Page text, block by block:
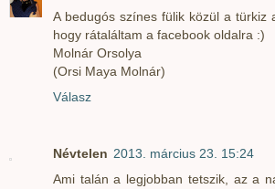
A bedugós színes fülik közül a türkiz
hogy rátaláltam a facebook oldalra :)
Molnár Orsolya
(Orsi Maya Molnár)
Válasz
Névtelen 2013. március 23. 15:24
Ami talán a legjobban tetszik, az a